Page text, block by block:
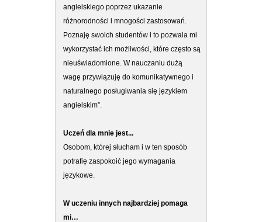
angielskiego poprzez ukazanie
różnorodności i mnogości zastosowań.
Poznaję swoich studentów i to pozwala mi
wykorzystać ich możliwości, które często są
nieuświadomione. W nauczaniu dużą
wagę przywiązuję do komunikatywnego i
naturalnego posługiwania się językiem
angielskim”.
Uczeń dla mnie jest...
Osobom, której słucham i w ten sposób
potrafię zaspokoić jego wymagania
językowe.
W uczeniu innych najbardziej pomaga
mi…